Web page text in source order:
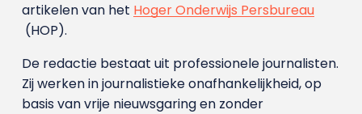
artikelen van het Hoger Onderwijs Persbureau
(HOP).
De redactie bestaat uit professionele journalisten.
Zij werken in journalistieke onafhankelijkheid, op
basis van vrije nieuwsgaring en zonder